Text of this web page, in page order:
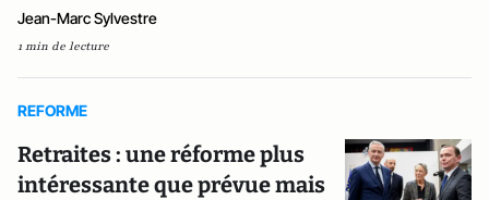
Jean-Marc Sylvestre
1 min de lecture
REFORME
Retraites : une réforme plus
intéressante que prévue mais